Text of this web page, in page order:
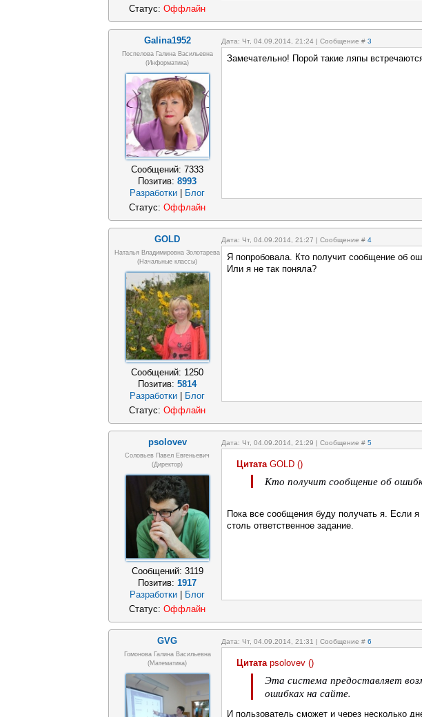
Статус: Оффлайн
Galina1952 Дата: Чт, 04.09.2014, 21:24 | Сообщение # 3
Поспелова Галина Васильевна
(информатика)
Сообщений: 7333
Позитив: 8993
Разработки
Блог
Замечательно! Порой такие ляпы
Статус: Оффлайн
GOLD Дата: Чт, 04.09.2014, 21:27 | Сообщение # 4
Наталья Владимировна Золотарева
(начальные классы)
Сообщений: 1250
Позитив: 5814
Разработки
Блог
Я попробовала. Кто получит сообщение об
Или я не так поняла?
Статус: Оффлайн
psolovev Дата: Чт, 04.09.2014, 21:29 | Сообщение # 5
Соловьев Павел Евгеньевич
(Директор)
Сообщений: 3119
Позитив: 1917
Разработки
Блог
Цитата GOLD ()
Кто получит сообщение об
Пока все сообщения буду получать я. Если
столь ответственное задание.
Статус: Оффлайн
GVG Дата: Чт, 04.09.2014, 21:31 | Сообщение # 6
Гомонова Галина Васильевна
(математика)
Цитата psolovev ()
Эта система предоставляет
ошибках на сайте.
И пользователь сможет и через несколько